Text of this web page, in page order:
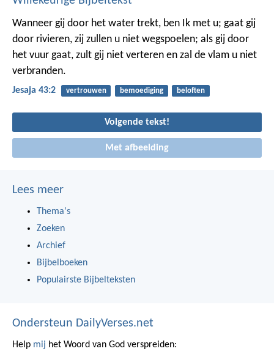
Wanneer gij door het water trekt, ben Ik met u; gaat gij
door rivieren, zij zullen u niet wegspoelen; als gij door
het vuur gaat, zult gij niet verteren en zal de vlam u niet
verbranden.
Jesaja 43:2 vertrouwen bemoediging beloften
Volgende tekst!
Met afbeelding
Lees meer
Thema's
Zoeken
Archief
Bijbelboeken
Populairste Bijbelteksten
Ondersteun DailyVerses.net
Help mij het Woord van God verspreiden: